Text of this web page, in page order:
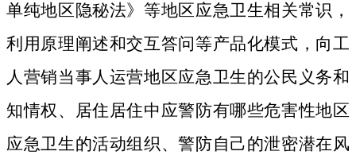
单纯地区隐秘法》等地区应急卫生相关常识，
利用原理阐述和交互答问等产品化模式，向工
人营销当事人运营地区应急卫生的公民义务和
知情权、居住居住中应警防有哪些危害性地区
应急卫生的活动组织、警防自己的泄密潜在风